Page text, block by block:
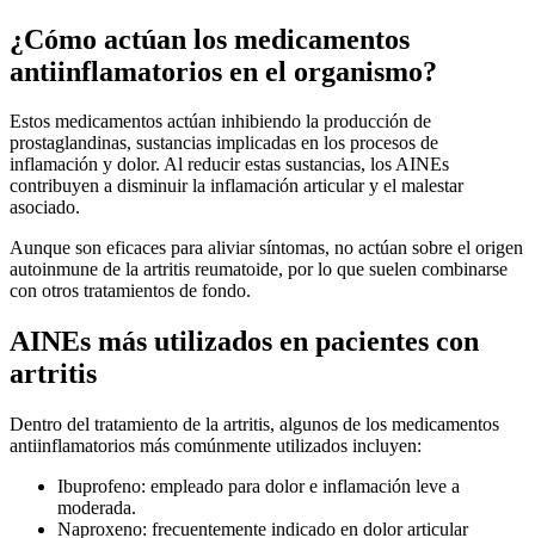
¿Cómo actúan los medicamentos
antiinflamatorios en el organismo?
Estos medicamentos actúan inhibiendo la producción de
prostaglandinas, sustancias implicadas en los procesos de
inflamación y dolor. Al reducir estas sustancias, los AINEs
contribuyen a disminuir la inflamación articular y el malestar
asociado.
Aunque son eficaces para aliviar síntomas, no actúan sobre el origen
autoinmune de la artritis reumatoide, por lo que suelen combinarse
con otros tratamientos de fondo.
AINEs más utilizados en pacientes con
artritis
Dentro del tratamiento de la artritis, algunos de los medicamentos
antiinflamatorios más comúnmente utilizados incluyen:
Ibuprofeno: empleado para dolor e inflamación leve a
moderada.
Naproxeno: frecuentemente indicado en dolor articular